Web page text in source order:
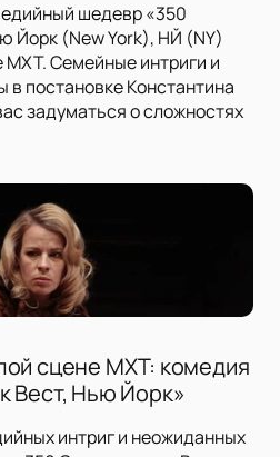
шедевр «350
Йорк (New York), НЙ (NY)
МХТ. Семейные интриги и
постановке Константина
задуматься о сложностях
сцене МХТ: комедия
Вест, Нью Йорк»
интриг и неожиданных